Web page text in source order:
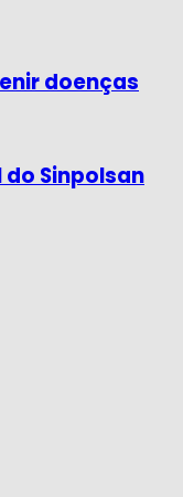
doenças
Sinpolsan